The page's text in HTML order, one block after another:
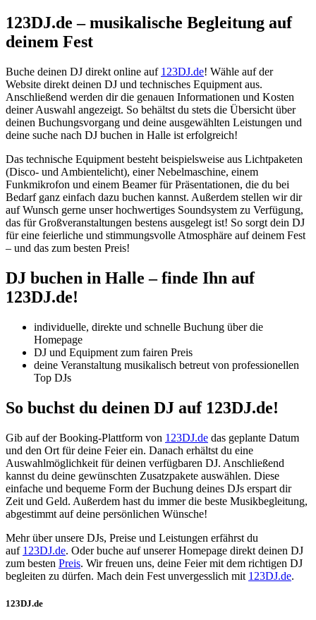
123DJ.de – musikalische Begleitung auf
deinem Fest
Buche deinen DJ direkt online auf 123DJ.de! Wähle auf der
Website direkt deinen DJ und technisches Equipment aus.
Anschließend werden dir die genauen Informationen und Kosten
deiner Auswahl angezeigt. So behältst du stets die Übersicht über
deinen Buchungsvorgang und deine ausgewählten Leistungen und
deine suche nach DJ buchen in Halle ist erfolgreich!
Das technische Equipment besteht beispielsweise aus Lichtpaketen
(Disco- und Ambientelicht), einer Nebelmaschine, einem
Funkmikrofon und einem Beamer für Präsentationen, die du bei
Bedarf ganz einfach dazu buchen kannst. Außerdem stellen wir dir
auf Wunsch gerne unser hochwertiges Soundsystem zu Verfügung,
das für Großveranstaltungen bestens ausgelegt ist! So sorgt dein DJ
für eine feierliche und stimmungsvolle Atmosphäre auf deinem Fest
– und das zum besten Preis!
DJ buchen in Halle– finde Ihn auf
123DJ.de!
individuelle, direkte und schnelle Buchung über die
Homepage
DJ und Equipment zum fairen Preis
deine Veranstaltung musikalisch betreut von professionellen
Top DJs
So buchst du deinen DJ auf 123DJ.de!
Gib auf der Booking-Plattform von 123DJ.de das geplante Datum
und den Ort für deine Feier ein. Danach erhältst du eine
Auswahlmöglichkeit für deinen verfügbaren DJ. Anschließend
kannst du deine gewünschten Zusatzpakete auswählen. Diese
einfache und bequeme Form der Buchung deines DJs erspart dir
Zeit und Geld. Außerdem hast du immer die beste Musikbegleitung,
abgestimmt auf deine persönlichen Wünsche!
Mehr über unsere DJs, Preise und Leistungen erfährst du
auf 123DJ.de. Oder buche auf unserer Homepage direkt deinen DJ
zum besten Preis. Wir freuen uns, deine Feier mit dem richtigen DJ
begleiten zu dürfen. Mach dein Fest unvergesslich mit 123DJ.de.
123DJ.de